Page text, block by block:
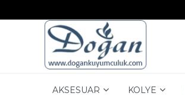
AKSESUAR KOLYE